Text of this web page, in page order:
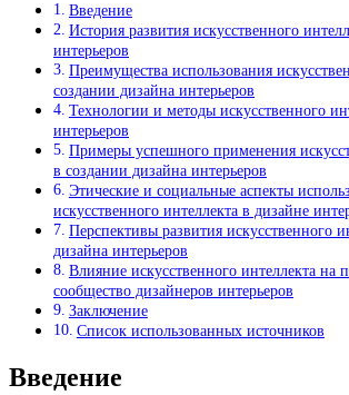
Введение
История развития искусственного
интерьеров
Преимущества использования
создании дизайна интерьеров
Технологии и методы искусственного
интерьеров
Примеры успешного применения
в создании дизайна интерьеров
Этические и социальные аспекты
искусственного интеллекта в дизайне
Перспективы развития искусственного
дизайна интерьеров
Влияние искусственного интеллекта на
сообщество дизайнеров интерьеров
Заключение
Список использованных источников
Введение